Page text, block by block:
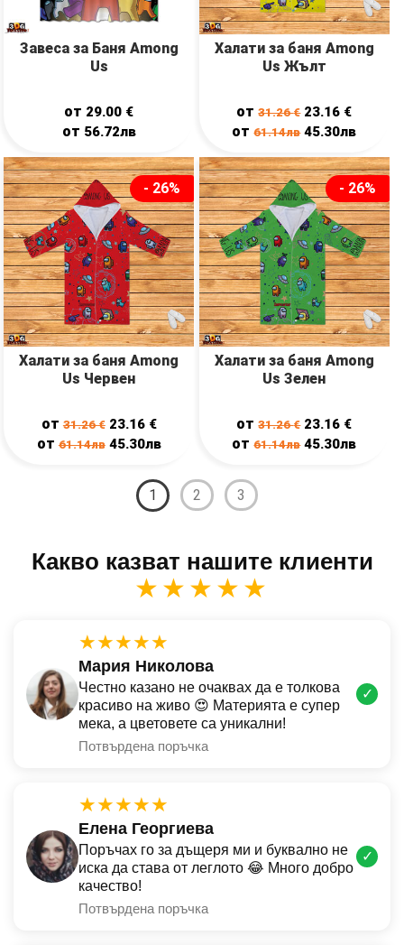
Завеса за Баня Among
Us
от 29.00 €
от 56.72лв
Халати за баня Among
Us Жълт
от31.26€ 23.16 €
от61.14лв 45.30лв
- 26%
Халати за баня Among
Us Червен
от31.26€ 23.16 €
от61.14лв 45.30лв
- 26%
Халати за баня Among
Us Зелен
от31.26€ 23.16 €
от61.14лв 45.30лв
1 2 3
Какво казват нашите клиенти
★★★★★
★★★★★
Мария Николова
Честно казано не очаквах да е толкова
красиво на живо 😍 Материята е супер
мека, а цветовете са уникални!
Потвърдена поръчка
✓
★★★★★
Елена Георгиева
Поръчах го за дъщеря ми и буквално не
иска да става от леглото 😂 Много добро
качество!
Потвърдена поръчка
✓